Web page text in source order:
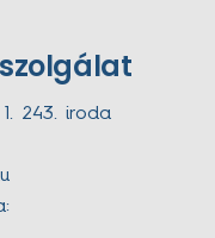
243. iroda